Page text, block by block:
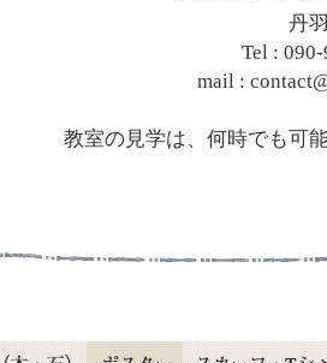
丹
Tel :
mail :
教室の見学は、何時でも可